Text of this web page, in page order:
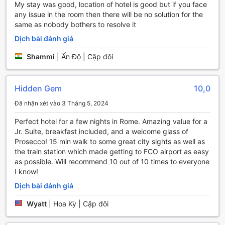
sau một ngày dài khám phá thành phố.
Tiện nghi tiện lợi tại THE BRITANNIA HOTEL
THE BRITANNIA HOTEL tọa lạc tại Rome, Ý, và mang đến
cho du khách những tiện nghi tiện lợi đáng chú ý. Khách
sạn cung cấp dịch vụ giặt là, dịch vụ phòng, hòm đựng đồ
Fi miễn phí trong tất cả các phòng. Bên cạnh đó, khách sạn
còn cung cấp dịch vụ giặt ủi, để hành lý, và dọn phòng
hàng ngày để đảm bảo sự thoải mái và tiện nghi cho
khách.
Tiện ích giao thông tại THE BRITANNIA HOTEL
THE BRITANNIA HOTEL ở Rome, Ý, cung cấp nhiều tiện ích
giao thông để đáp ứng nhu cầu của du khách. Khách sạn
cung cấp dịch vụ đặt tour, giúp du khách có thể khám phá
thành phố một cách thuận tiện và dễ dàng. Ngoài ra,
khách sạn cũng có bãi đậu xe để khách hàng có thể tự lái
THE BRITANNIA HOTEL có sẵn và khách hàng sẽ phải trả
My stay was good, location of hotel is good but if you face
any issue in the room then there will be no solution for the
same as nobody bothers to resolve it
Dịch bài đánh giá
Shammi Ấn Độ | Cặp đôi
Hidden Gem 10,0
Đã nhận xét vào 3 Tháng 5, 2024
Perfect hotel for a few nights in Rome. Amazing value for a
Jr. Suite, breakfast included, and a welcome glass of
Prosecco! 15 min walk to some great city sights as well as
the train station which made getting to FCO airport as easy
as possible. Will recommend 10 out of 10 times to everyone
I know!
Dịch bài đánh giá
Wyatt Hoa Kỳ | Cặp đôi